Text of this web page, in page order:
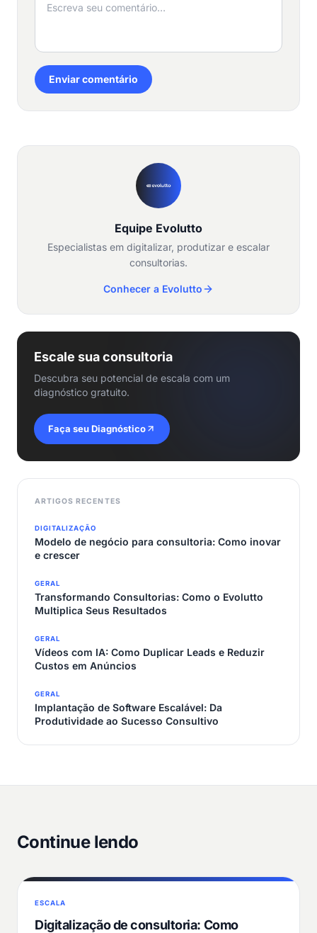
Enviar comentário
Equipe Evolutto
Especialistas em digitalizar, produtizar e escalar
consultorias.
Conhecer a Evolutto
Escale sua consultoria
Descubra seu potencial de escala com um
diagnóstico gratuito.
Faça seu Diagnóstico
ARTIGOS RECENTES
DIGITALIZAÇÃO
Modelo de negócio para consultoria: Como inovar
e crescer
GERAL
Transformando Consultorias: Como o Evolutto
Multiplica Seus Resultados
GERAL
Vídeos com IA: Como Duplicar Leads e Reduzir
Custos em Anúncios
GERAL
Implantação de Software Escalável: Da
Produtividade ao Sucesso Consultivo
Continue lendo
ESCALA
Digitalização de consultoria: Como